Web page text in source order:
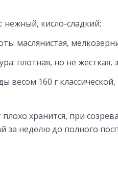
нежный, кисло-сладкий;
маслянистая,
плотная, но не жесткая,
весом 160 г
хранится, при
за неделю до полного